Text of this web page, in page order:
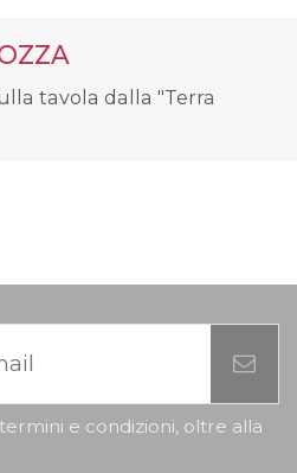
tavola dalla "Terra
e condizioni, oltre alla